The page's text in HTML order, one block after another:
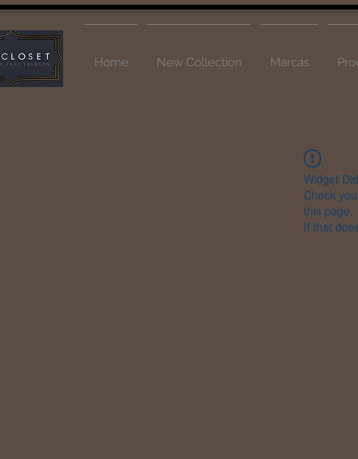
Home New Collection Marcas
Widget
Check
this page.
If that